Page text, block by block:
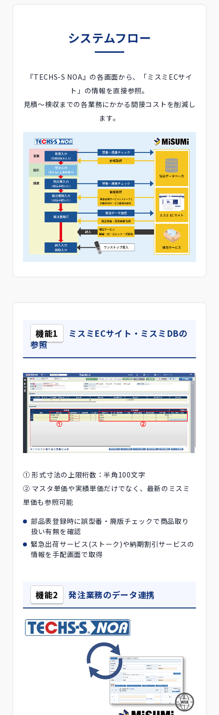
システムフロー
『TECHS-S NOA』の各画面から、「ミスミECサイ
ト」の情報を直接参照。
見積～検収までの各業務にかかる間接コストを削減し
ます。
機能1
ミスミECサイト・ミスミDBの
参照
① 形式寸法の上限桁数：半角100文字
② マスタ単価や実績単価だけでなく、最新のミスミ
単価も参照可能
部品表登録時に誤型番・廃版チェックで商品取り
扱い有無を確認
緊急出荷サービス(ストーク)や納期割引サービスの
情報を手配画面で取得
機能2 発注業務のデータ連携